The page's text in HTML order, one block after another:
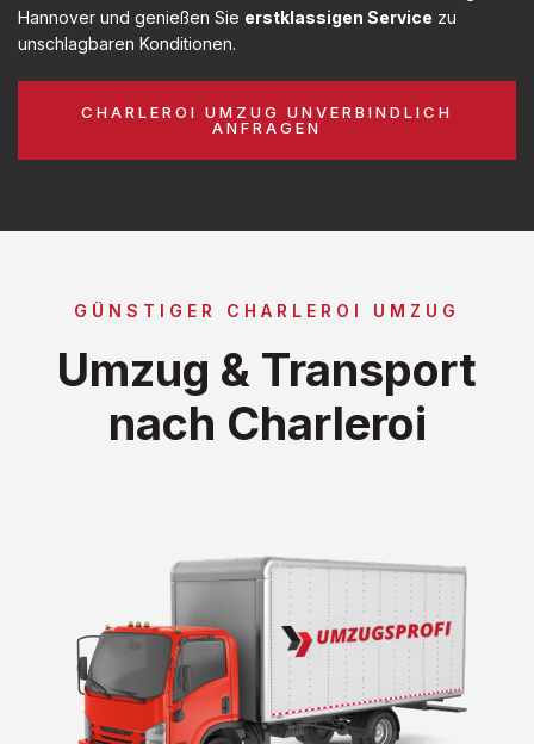
Hannover und genießen Sie erstklassigen Service zu
unschlagbaren Konditionen.
CHARLEROI UMZUG UNVERBINDLICH
ANFRAGEN
GÜNSTIGER CHARLEROI UMZUG
Umzug & Transport
nach Charleroi